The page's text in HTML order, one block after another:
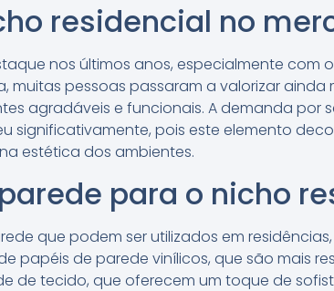
residencial no
nos últimos anos, especialmente com
muitas pessoas passaram a valorizar ainda
agradáveis e funcionais. A demanda por
significativamente, pois este elemento
estética dos ambientes.
para o nicho
que podem ser utilizados em
papéis de parede vinílicos, que são mais
de tecido, que oferecem um toque de